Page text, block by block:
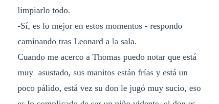
limpiarlo todo.
-Sí, es lo mejor en estos momentos - respondo
caminando tras Leonard a la sala.
Cuando me acerco a Thomas puedo notar que está
muy asustado, sus manitos están frías y está un
poco pálido, está vez su don le jugó muy sucio, eso